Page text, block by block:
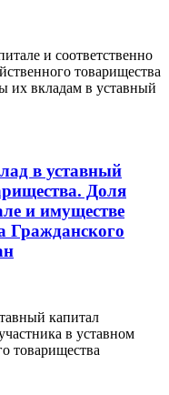
и соответственно
товарищества
их вкладам в уставный
в уставный
Доля
и имуществе
Гражданского
капитал
в уставном
товарищества